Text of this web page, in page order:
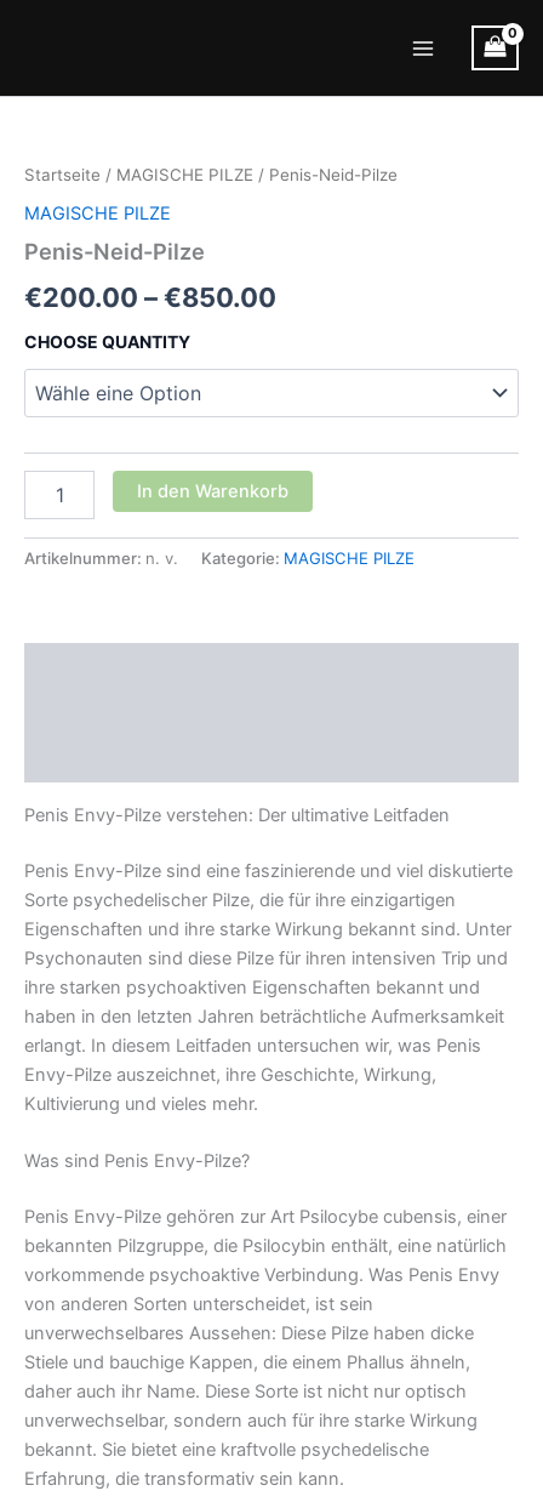
Startseite / MAGISCHE PILZE / Penis-Neid-Pilze
MAGISCHE PILZE
Penis-Neid-Pilze
€200.00 –€850.00
€850.00
CHOOSE QUANTITY
Neid-
Menge
In den Warenkorb
Artikelnummer: n. v. Kategorie: MAGISCHE PILZE
Penis Envy-Pilze verstehen: Der ultimative Leitfaden
Penis Envy-Pilze sind eine faszinierende und viel diskutierte
Sorte psychedelischer Pilze, die für ihre einzigartigen
Eigenschaften und ihre starke Wirkung bekannt sind. Unter
Psychonauten sind diese Pilze für ihren intensiven Trip und
ihre starken psychoaktiven Eigenschaften bekannt und
haben in den letzten Jahren beträchtliche Aufmerksamkeit
erlangt. In diesem Leitfaden untersuchen wir, was Penis
Envy-Pilze auszeichnet, ihre Geschichte, Wirkung,
Kultivierung und vieles mehr.
Was sind Penis Envy-Pilze?
Penis Envy-Pilze gehören zur Art Psilocybe cubensis, einer
bekannten Pilzgruppe, die Psilocybin enthält, eine natürlich
vorkommende psychoaktive Verbindung. Was Penis Envy
von anderen Sorten unterscheidet, ist sein
unverwechselbares Aussehen: Diese Pilze haben dicke
Stiele und bauchige Kappen, die einem Phallus ähneln,
daher auch ihr Name. Diese Sorte ist nicht nur optisch
unverwechselbar, sondern auch für ihre starke Wirkung
bekannt. Sie bietet eine kraftvolle psychedelische
Erfahrung, die transformativ sein kann.